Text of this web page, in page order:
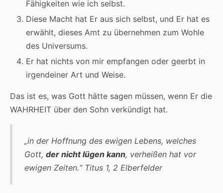
Fähigkeiten wie ich selbst.
Diese Macht hat Er aus sich selbst, und Er hat es
erwählt, dieses Amt zu übernehmen zum Wohle
des Universums.
Er hat nichts von mir empfangen oder geerbt in
irgendeiner Art und Weise.
Das ist es, was Gott hätte sagen müssen, wenn Er die
WAHRHEIT über den Sohn verkündigt hat.
„in der Hoffnung des ewigen Lebens, welches
Gott, der nicht lügen kann, verheißen hat vor
ewigen Zeiten.“ Titus 1, 2 Elberfelder